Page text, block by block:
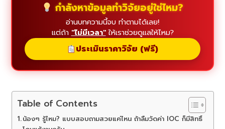
กำลังหาข้อมูลทำวิจัยอยู่ใช่ไหม?
อ่านบทความนี้จบ ทำตามได้เลย!
แต่ถ้า "ไม่มีเวลา"ให้เราช่วยดูแลให้ไหม?
ประเมินราคาวิจัย (ฟรี)
Table of Contents
น้องๆ รู้ไหม? แบบสอบถามสวยแค่ไหน ถ้าลืมวัดค่า IOC ก็มีสิทธิ์